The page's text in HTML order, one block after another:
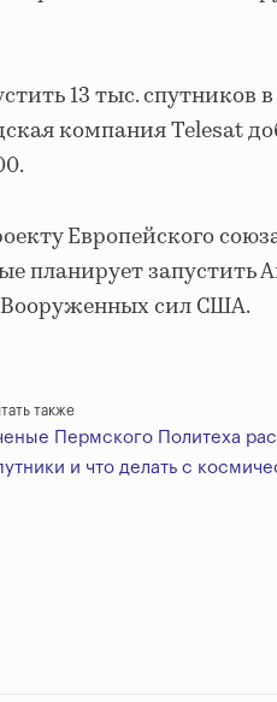
13 тыс. спутников
компания Telesat
Европейского
планирует запустить
Вооруженных сил США.
также
Пермского Политеха
и что делать с